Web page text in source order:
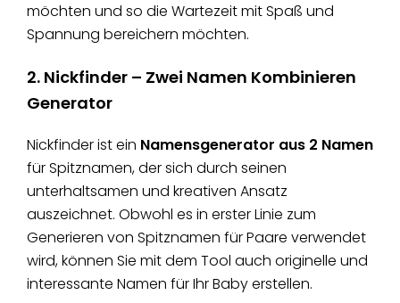
möchten und so die Wartezeit mit Spaß und
Spannung bereichern möchten.
2. Nickfinder – Zwei Namen Kombinieren
Generator
Nickfinder ist ein Namensgenerator aus 2 Namen
für Spitznamen, der sich durch seinen
unterhaltsamen und kreativen Ansatz
auszeichnet. Obwohl es in erster Linie zum
Generieren von Spitznamen für Paare verwendet
wird, können Sie mit dem Tool auch originelle und
interessante Namen für Ihr Baby erstellen.